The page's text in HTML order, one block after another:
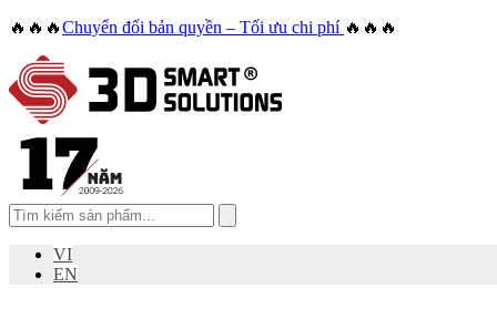
🔥🔥🔥Chuyển đổi bản quyền – Tối ưu chi phí 🔥🔥🔥
VI
EN